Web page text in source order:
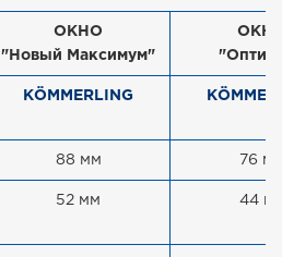
ОКНО
"Новый Максимум"
KÖMMERLING
88 мм 76
52 мм 44